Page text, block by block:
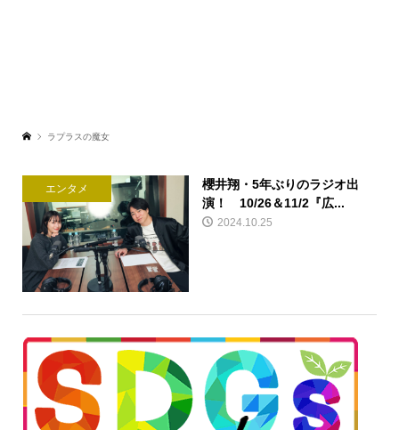
ラプラスの魔女
エンタメ
櫻井翔・5年ぶりのラジオ出
演！ 10/26＆11/2『広...
2024.10.25